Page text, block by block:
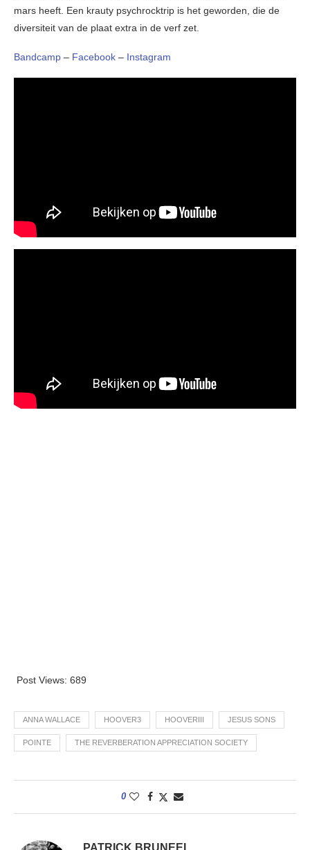
mars heeft. Een krauty psychrocktrip is het geworden, die de
diversiteit van de plaat extra in de verf zet.
Bandcamp – Facebook – Instagram
Post Views: 689
ANNA WALLACE HOOVER3 HOOVERIII JESUS SONS
POINTE THE REVERBERATION APPRECIATION SOCIETY
0